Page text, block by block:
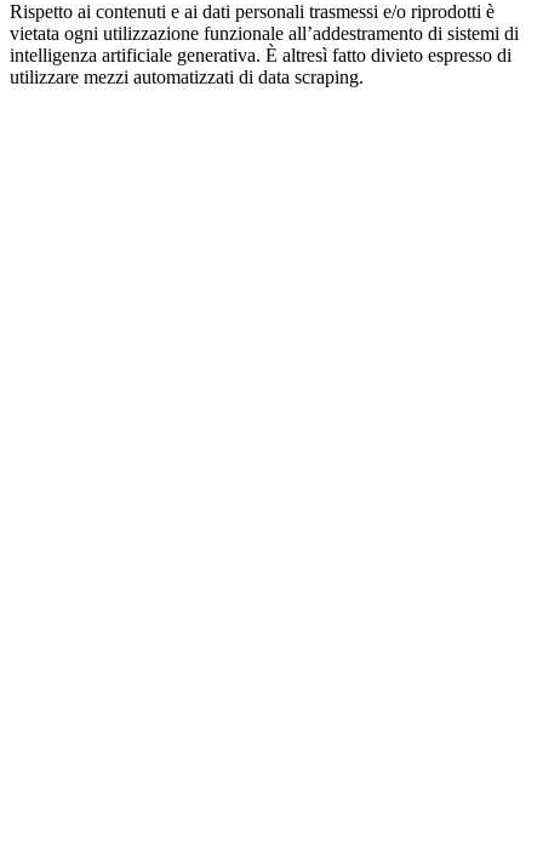
Rispetto ai contenuti e ai dati personali trasmessi e/o riprodotti è
vietata ogni utilizzazione funzionale all’addestramento di sistemi di
intelligenza artificiale generativa. È altresì fatto divieto espresso di
utilizzare mezzi automatizzati di data scraping.